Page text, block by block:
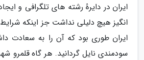
ایران در دایرهٔ رشته های تلگرافی و
انگیز هیچ دلیلی نداشت جز اینکه
ایران طوری بود که آن را به سعادت
سودمندی نایل گردانید. هر گاه قلمرو